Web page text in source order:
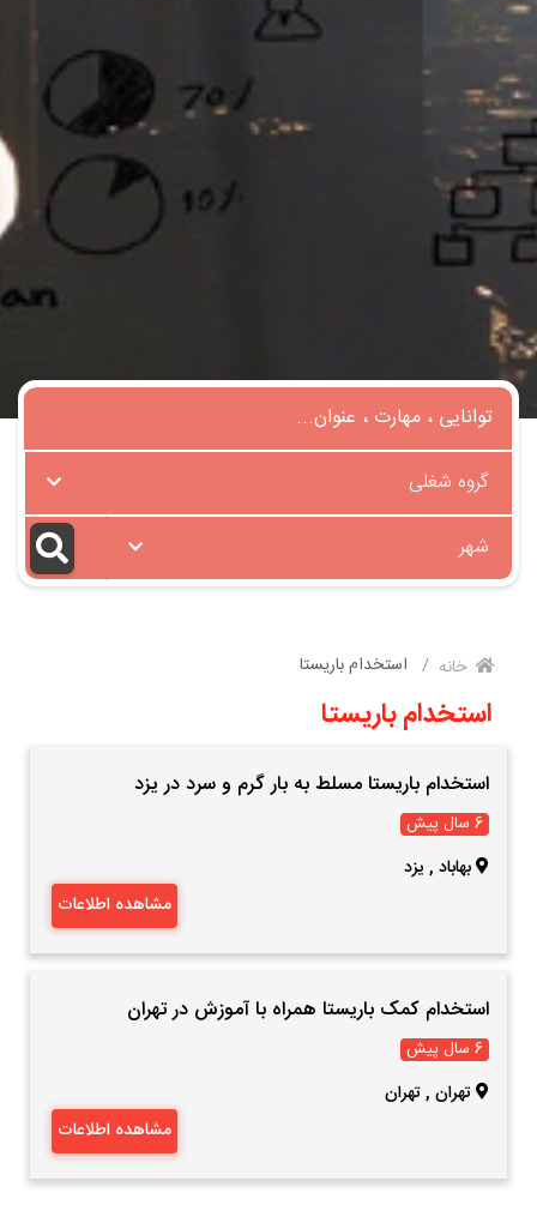
گروه شغلی
شهر
خانه استخدام باریستا
استخدام باریستا
استخدام باریستا مسلط به بار گرم و سرد در یزد
6 سال پیش
بهاباد , یزد
مشاهده اطلاعات
استخدام کمک باریستا همراه با آموزش در تهران
6 سال پیش
تهران ,تهران
مشاهده اطلاعات